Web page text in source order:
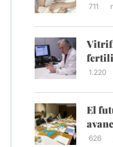
711
1.220
El
626